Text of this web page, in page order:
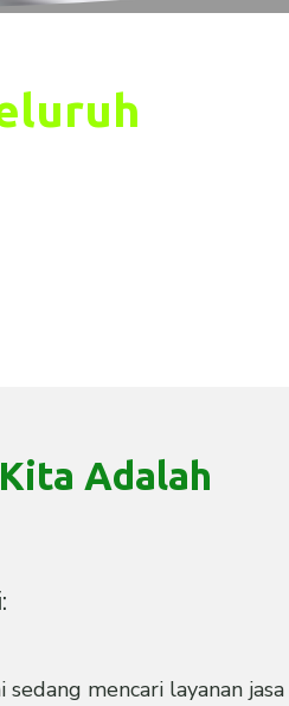
Adalah
mencari layanan jasa